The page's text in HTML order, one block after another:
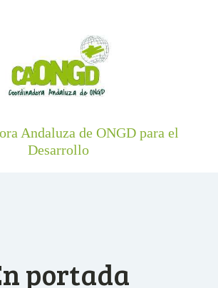
Andaluza de ONGD para el
Desarrollo
portada